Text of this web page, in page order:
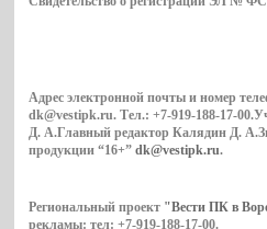
Адрес электронной почты и номер
dk@vestipk.ru. Тел.: +7-919-188-17-
Д. А.Главный редактор Калядин Д.
продукции “16+”dk@vestipk.ru.
Региональный проект "Вести ПК в
рекламы: тел: +7-919-188-17-00.